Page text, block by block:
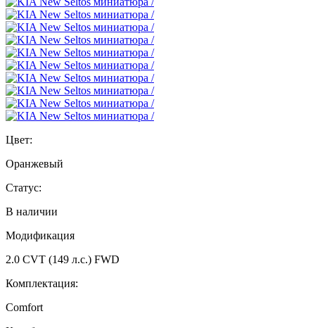
Цвет:
Оранжевый
Статус:
В наличии
Модификация
2.0 CVT (149 л.с.) FWD
Комплектация:
Comfort